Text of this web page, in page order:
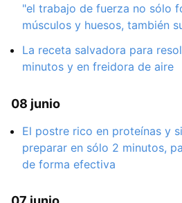
"el trabajo de fuerza no sólo
músculos y huesos, también
La receta salvadora para
minutos y en freidora de aire
08 junio
El postre rico en proteínas y
preparar en sólo 2 minutos,
de forma efectiva